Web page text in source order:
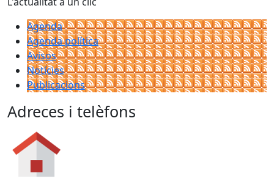
Agenda
Agenda política
Avisos
Notícies
Publicacions
Adreces i telèfons